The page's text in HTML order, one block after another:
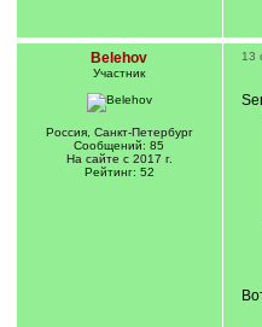
Belehov
Участник
Россия, Санкт-Петербург
Сообщений: 85
На сайте с 2017 г.
Рейтинг: 52
13